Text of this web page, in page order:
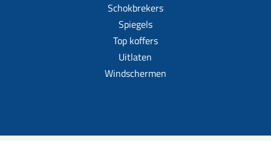
Schokbrekers
Spiegels
Top koffers
Uitlaten
Windschermen